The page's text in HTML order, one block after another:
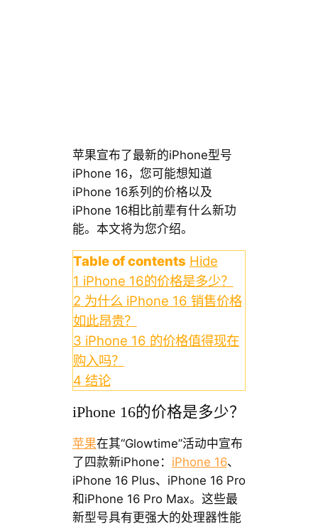
苹果宣布了最新的iPhone型号
iPhone 16，您可能想知道
iPhone 16系列的价格以及
iPhone 16相比前辈有什么新功
能。本文将为您介绍。
Table of contents Hide
1 iPhone 16的价格是多少？
2 为什么 iPhone 16 销售价格
如此昂贵？
3 iPhone 16 的价格值得现在
购入吗？
4 结论
iPhone 16的价格是多少？
苹果在其“Glowtime”活动中宣布
了四款新iPhone： iPhone 16、
iPhone 16 Plus、iPhone 16 Pro
和iPhone 16 Pro Max。这些最
新型号具有更强大的处理器性能